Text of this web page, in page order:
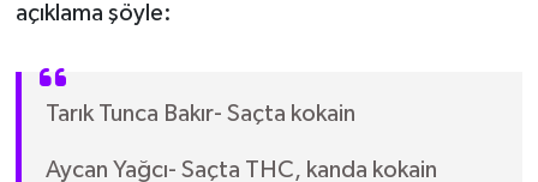
açıklama şöyle:
Tarık Tunca Bakır- Saçta kokain
Aycan Yağcı- Saçta THC, kanda kokain